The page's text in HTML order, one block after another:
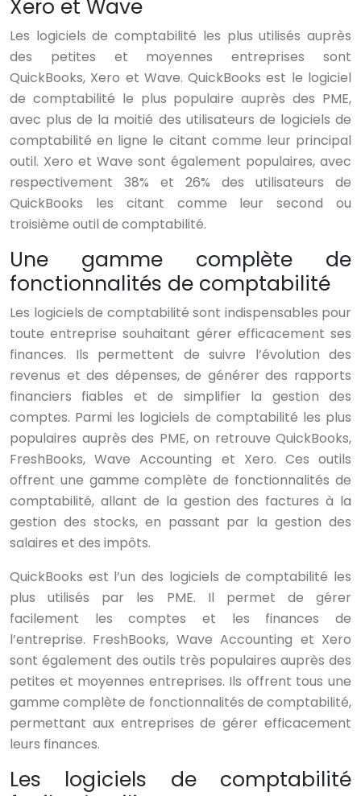
Xero et Wave
Les logiciels de comptabilité les plus utilisés auprès
des petites et moyennes entreprises sont
QuickBooks, Xero et Wave. QuickBooks est le logiciel
de comptabilité le plus populaire auprès des PME,
avec plus de la moitié des utilisateurs de logiciels de
comptabilité en ligne le citant comme leur principal
outil. Xero et Wave sont également populaires, avec
respectivement 38% et 26% des utilisateurs de
QuickBooks les citant comme leur second ou
troisième outil de comptabilité.
Une gamme complète de
fonctionnalités de comptabilité
Les logiciels de comptabilité sont indispensables pour
toute entreprise souhaitant gérer efficacement ses
finances. Ils permettent de suivre l’évolution des
revenus et des dépenses, de générer des rapports
financiers fiables et de simplifier la gestion des
comptes. Parmi les logiciels de comptabilité les plus
populaires auprès des PME, on retrouve QuickBooks,
FreshBooks, Wave Accounting et Xero. Ces outils
offrent une gamme complète de fonctionnalités de
comptabilité, allant de la gestion des factures à la
gestion des stocks, en passant par la gestion des
salaires et des impôts.
QuickBooks est l’un des logiciels de comptabilité les
plus utilisés par les PME. Il permet de gérer
facilement les comptes et les finances de
l’entreprise. FreshBooks, Wave Accounting et Xero
sont également des outils très populaires auprès des
petites et moyennes entreprises. Ils offrent tous une
gamme complète de fonctionnalités de comptabilité,
permettant aux entreprises de gérer efficacement
leurs finances.
Les logiciels de comptabilité